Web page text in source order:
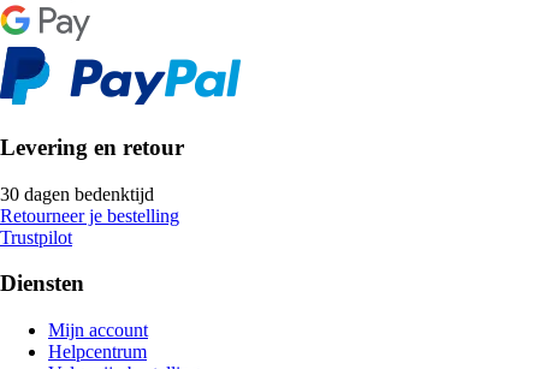
Levering en retour
30 dagen bedenktijd
Retourneer je bestelling
Trustpilot
Diensten
Mijn account
Helpcentrum